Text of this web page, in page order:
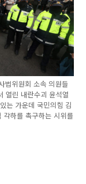
법위원회 소속 의원들
열린 내란수괴 윤석열
는 가운데 국민의힘 김
하를 촉구하는 시위를